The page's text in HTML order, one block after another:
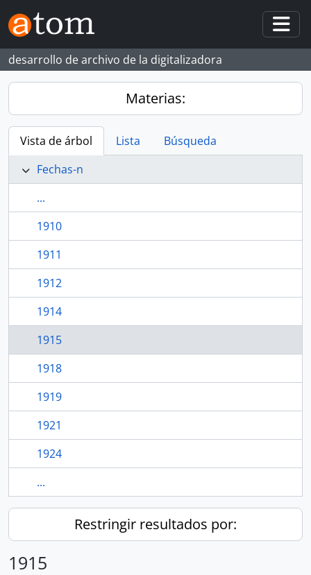
Skip to main content
desarrollo de archivo de la digitalizadora
Materias:
Vista de árbol Lista
Búsqueda
Fechas-n
...
1910
1911
1912
1914
1915
1918
1919
1921
1924
...
Restringir resultados por:
1915